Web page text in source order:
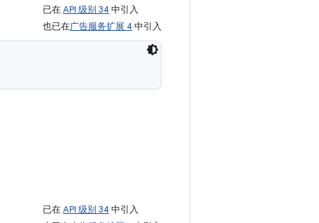
已在API 级别 34 中引入
也已在广告服务扩展 4 中引入
已在API 级别 34 中引入